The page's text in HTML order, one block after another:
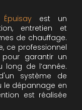
est un
entretien et
de chauffage.
ce professionnel
garantir un
de l’année.
système de
le dépannage en
est réalisée